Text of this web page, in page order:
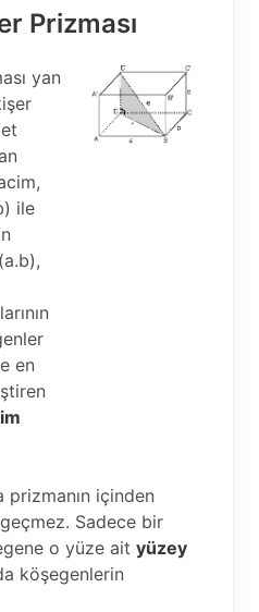
Prizması
yan
ile
en
içinden
Sadece bir
o yüze ait yüzey
köşegenlerin